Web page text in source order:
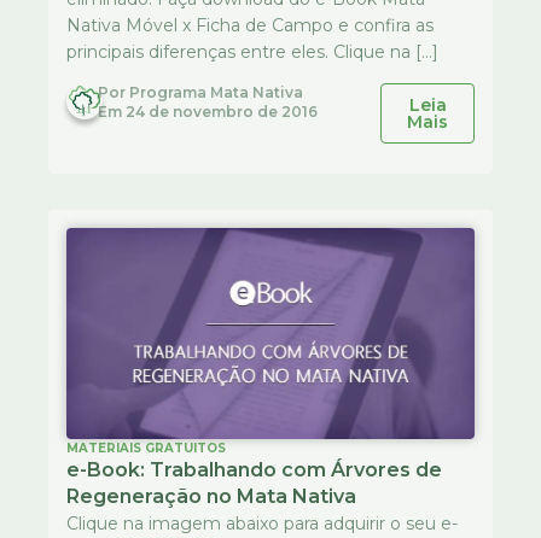
Nativa Móvel x Ficha de Campo e confira as
principais diferenças entre eles. Clique na […]
Por Programa Mata Nativa
Em 24 de novembro de 2016 Leia
Mais
MATERIAIS GRATUITOS
e-Book: Trabalhando com Árvores de
Regeneração no Mata Nativa
Clique na imagem abaixo para adquirir o seu e-